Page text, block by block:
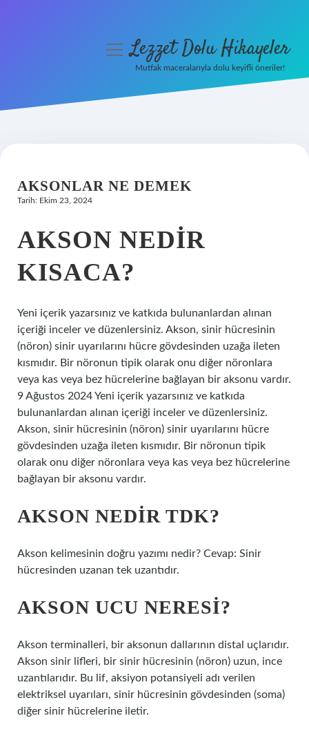
Hakkımızda
menüyüLezzet Dolu Hikayeler
Mutfak maceralarıyla dolu keyifli öneriler!
AKSONLAR NE DEMEK
Tarih: Ekim 23, 2024
AKSON NEDIR
KISACA?
Yeni içerik yazarsınız ve katkıda bulunanlardan alınan
içeriği inceler ve düzenlersiniz. Akson, sinir hücresinin
(nöron) sinir uyarılarını hücre gövdesinden uzağa ileten
kısmıdır. Bir nöronun tipik olarak onu diğer nöronlara
veya kas veya bez hücrelerine bağlayan bir aksonu vardır.
9 Ağustos 2024 Yeni içerik yazarsınız ve katkıda
bulunanlardan alınan içeriği inceler ve düzenlersiniz.
Akson, sinir hücresinin (nöron) sinir uyarılarını hücre
gövdesinden uzağa ileten kısmıdır. Bir nöronun tipik
olarak onu diğer nöronlara veya kas veya bez hücrelerine
bağlayan bir aksonu vardır.
AKSON NEDIR TDK?
Akson kelimesinin doğru yazımı nedir? Cevap: Sinir
hücresinden uzanan tek uzantıdır.
AKSON UCU NERESI?
Akson terminalleri, bir aksonun dallarının distal uçlarıdır.
Akson sinir lifleri, bir sinir hücresinin (nöron) uzun, ince
uzantılarıdır. Bu lif, aksiyon potansiyeli adı verilen
elektriksel uyarıları, sinir hücresinin gövdesinden (soma)
diğer sinir hücrelerine iletir.